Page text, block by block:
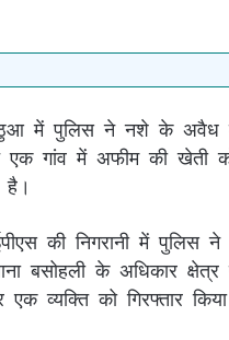
ने नशे के अवैध
गांव में अफीम की खेती
की निगरानी में पुलिस
बसोहली के अधिकार
व्यक्ति को गिरफ्तार